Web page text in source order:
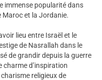
immense popularité dans
Maroc et la Jordanie.
lieu entre Israël et le
de Nasrallah dans le
de grandir depuis la guerre
charme d’inspiration
charisme religieux de